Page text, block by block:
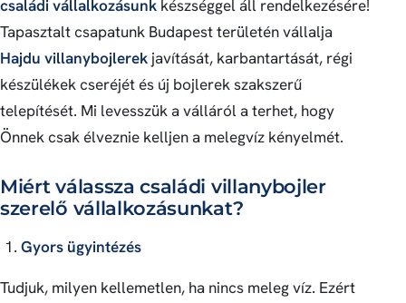
családi vállalkozásunk készséggel áll rendelkezésére!
Tapasztalt csapatunk Budapest területén vállalja
Hajdu villanybojlerek javítását, karbantartását, régi
készülékek cseréjét és új bojlerek szakszerű
telepítését. Mi levesszük a válláról a terhet, hogy
Önnek csak élveznie kelljen a melegvíz kényelmét.
Miért válassza családi villanybojler
szerelő vállalkozásunkat?
Gyors ügyintézés
Tudjuk, milyen kellemetlen, ha nincs meleg víz. Ezért